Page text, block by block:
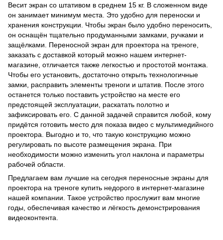
Весит экран со штативом в среднем 15 кг. В сложенном виде
он занимает минимум места. Это удобно для переноски и
хранения конструкции. Чтобы экран было удобно переносить,
он оснащён тщательно продуманными замками, ручками и
защёлками. Переносной экран для проектора на треноге,
заказать с доставкой который можно нашем интернет-
магазине, отличается также легкостью и простотой монтажа.
Чтобы его установить, достаточно открыть технологичные
замки, расправить элементы треноги и штатив. После этого
останется только поставить устройство на месте его
предстоящей эксплуатации, раскатать полотно и
зафиксировать его. С данной задачей справится любой, кому
придётся готовить место для показа видео с мультимедийного
проектора. Выгодно и то, что такую конструкцию можно
регулировать по высоте размещения экрана. При
необходимости можно изменить угол наклона и параметры
рабочей области.
Предлагаем вам лучшие на сегодня переносные экраны для
проектора на треноге купить недорого в интернет-магазине
нашей компании. Такое устройство прослужит вам многие
годы, обеспечивая качество и лёгкость демонстрирования
видеоконтента.